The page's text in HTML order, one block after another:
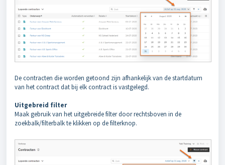
De contracten die worden getoond zijn afhankelijk van de startdatum
van het contract dat bij elk contract is vastgelegd.
Uitgebreid filter
Maak gebruik van het uitgebreide filter door rechtsboven in de
zoekbalk/filterbalk te klikken op de filterknop.